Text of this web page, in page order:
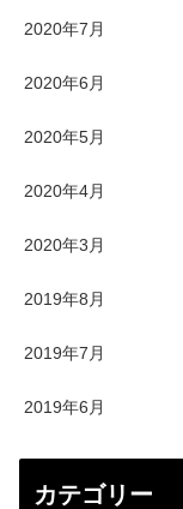
2020年7月
2020年6月
2020年5月
2020年4月
2020年3月
2019年8月
2019年7月
2019年6月
カテゴリー